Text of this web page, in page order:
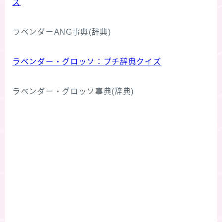
ズ
ラベンダーANG事典(辞典)
ラベンダー・グロッソ：プチ辞典クイズ
ラベンダー・グロッソ事典(辞典)